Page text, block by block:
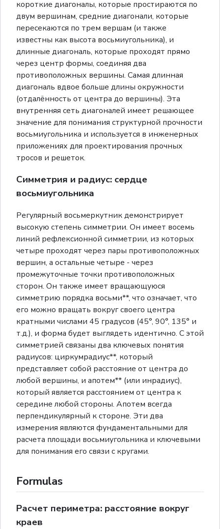
короткие диагоналы, которые простираются по
двум вершинам, средние диагонали, которые
пересекаются по трем вершам (и также
известны как высота восьмиугольника), и
длинные диагональ, которые проходят прямо
через центр формы, соединяя два
противоположных вершины. Самая длинная
диагональ вдвое больше длины окружности
(отдалённость от центра до вершины). Эта
внутренняя сеть диагоналей имеет решающее
значение для понимания структурной прочности
восьмиугольника и используется в инженерных
приложениях для проектирования прочных
тросов и решеток.
Симметрия и радиус: сердце
восьмиугольника
Регулярный восьмеркутник демонстрирует
высокую степень симметрии. Он имеет восемь
линий рефлексионной симметрии, из которых
четыре проходят через пары противоположных
вершин, а остальные четыре - через
промежуточные точки противоположных
сторон. Он также имеет вращающуюся
симметрию порядка восьми**, что означает, что
его можно вращать вокруг своего центра
кратными числами 45 градусов (45°, 90°, 135° и
т.д.), и форма будет выглядеть идентично. С этой
симметрией связаны два ключевых понятия
радиусов: циркумрадиус**, который
представляет собой расстояние от центра до
любой вершины, и апотем** (или инрадиус),
который является расстоянием от центра к
середине любой стороны. Апотем всегда
перпендикулярный к стороне. Эти два
измерения являются фундаментальными для
расчета площади восьмиугольника и ключевыми
для понимания его связи с кругами.
Formulas
Расчет периметра: расстояние вокруг
краев